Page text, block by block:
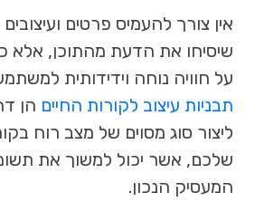
אין צורך להעמיס פרטים ועיצובים
שיסיחו את הדעת מהתוכן, אלא
על חוויה נוחה וידידותית
תבניות עיצוב לקורות החיים הן
ליצור סוג מסוים של מצב רוח
שלכם, אשר יכול למשוך את
המעסיק הנכון.